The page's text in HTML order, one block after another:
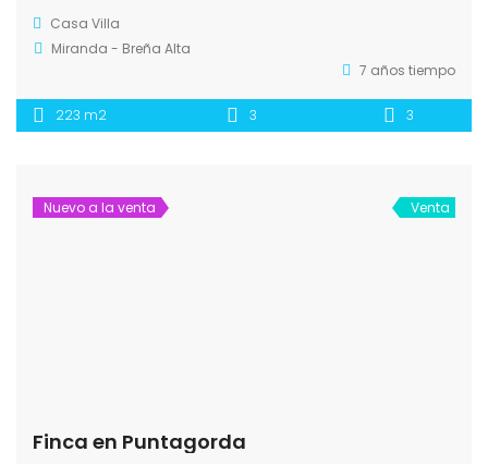
Casa Villa
Miranda - Breña Alta
7 años tiempo
223 m2 3 3
Nuevo a la venta Venta
Finca en Puntagorda